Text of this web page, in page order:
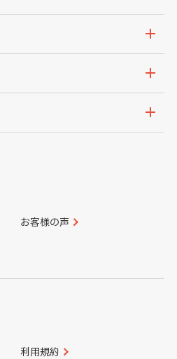
愛媛県
宮崎県
お客様の声
利用規約